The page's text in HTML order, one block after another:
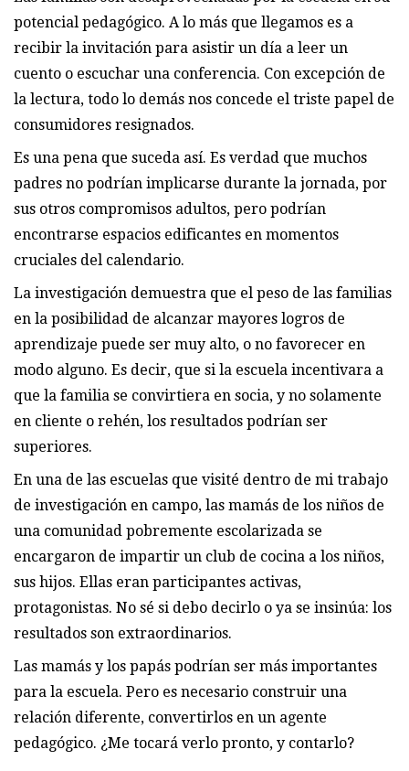
potencial pedagógico. A lo más que llegamos es a
recibir la invitación para asistir un día a leer un
cuento o escuchar una conferencia. Con excepción de
la lectura, todo lo demás nos concede el triste papel de
consumidores resignados.
Es una pena que suceda así. Es verdad que muchos
padres no podrían implicarse durante la jornada, por
sus otros compromisos adultos, pero podrían
encontrarse espacios edificantes en momentos
cruciales del calendario.
La investigación demuestra que el peso de las familias
en la posibilidad de alcanzar mayores logros de
aprendizaje puede ser muy alto, o no favorecer en
modo alguno. Es decir, que si la escuela incentivara a
que la familia se convirtiera en socia, y no solamente
en cliente o rehén, los resultados podrían ser
superiores.
En una de las escuelas que visité dentro de mi trabajo
de investigación en campo, las mamás de los niños de
una comunidad pobremente escolarizada se
encargaron de impartir un club de cocina a los niños,
sus hijos. Ellas eran participantes activas,
protagonistas. No sé si debo decirlo o ya se insinúa: los
resultados son extraordinarios.
Las mamás y los papás podrían ser más importantes
para la escuela. Pero es necesario construir una
relación diferente, convertirlos en un agente
pedagógico. ¿Me tocará verlo pronto, y contarlo?